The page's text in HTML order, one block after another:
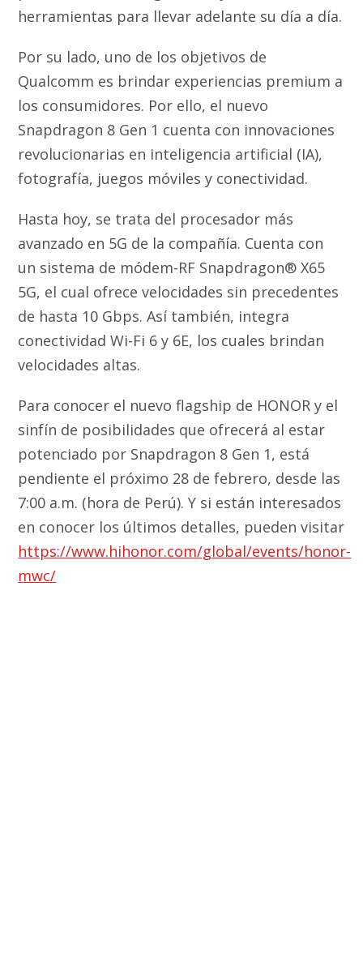
herramientas para llevar adelante su día a día.
Por su lado, uno de los objetivos de
Qualcomm es brindar experiencias premium a
los consumidores. Por ello, el nuevo
Snapdragon 8 Gen 1 cuenta con innovaciones
revolucionarias en inteligencia artificial (IA),
fotografía, juegos móviles y conectividad.
Hasta hoy, se trata del procesador más
avanzado en 5G de la compañía. Cuenta con
un sistema de módem-RF Snapdragon® X65
5G, el cual ofrece velocidades sin precedentes
de hasta 10 Gbps. Así también, integra
conectividad Wi-Fi 6 y 6E, los cuales brindan
velocidades altas.
Para conocer el nuevo flagship de HONOR y el
sinfín de posibilidades que ofrecerá al estar
potenciado por Snapdragon 8 Gen 1, está
pendiente el próximo 28 de febrero, desde las
7:00 a.m. (hora de Perú). Y si están interesados
en conocer los últimos detalles, pueden visitar
https://www.hihonor.com/global/events/honor-
mwc/